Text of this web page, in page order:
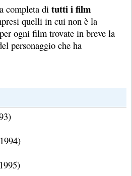
completa di tutti i film
quelli in cui non è la
ogni film trovate in breve la
personaggio che ha